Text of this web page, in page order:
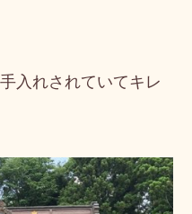
入れされていてキレ